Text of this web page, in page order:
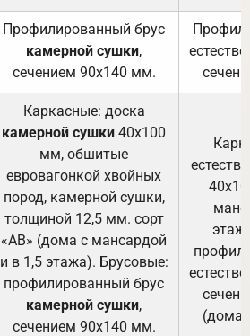
Профилированный брус
камерной сушки,
сечением 90х140 мм.
Каркасные: доска
камерной сушки 40х100
мм, обшитые
евровагонкой хвойных
пород, камерной сушки,
толщиной 12,5 мм. сорт
«АВ» (дома с мансардой
и в 1,5 этажа). Брусовые:
профилированный брус
камерной сушки,
сечением 90х140 мм.
(дома